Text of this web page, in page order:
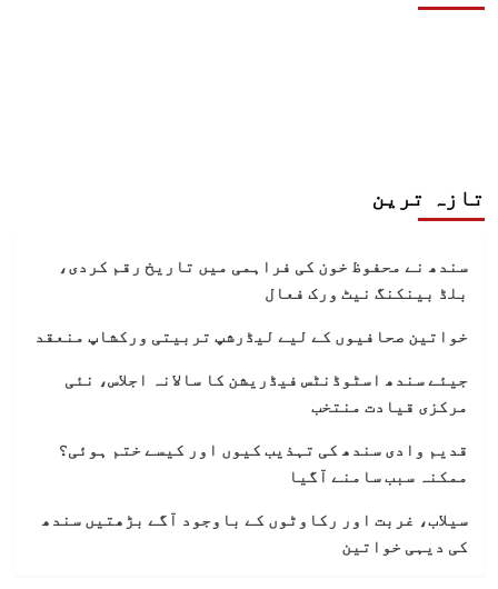
تازہ ترین
سندھ نے محفوظ خون کی فراہمی میں تاریخ رقم کردی،
بلڈ بینکنگ نیٹ ورک فعال
خواتین صحافیوں کے لیے لیڈرشپ تربیتی ورکشاپ منعقد
جیئے سندھ اسٹوڈنٹس فیڈریشن کا سالانہ اجلاس، نئی
مرکزی قیادت منتخب
قدیم وادی سندھ کی تہذیب کیوں اور کیسے ختم ہوئی؟
ممکنہ سبب سامنے آگیا
سیلاب، غربت اور رکاوٹوں کے باوجود آگے بڑھتیں سندھ
کی دیہی خواتین